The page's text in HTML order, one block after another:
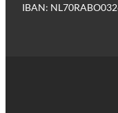
IBAN: